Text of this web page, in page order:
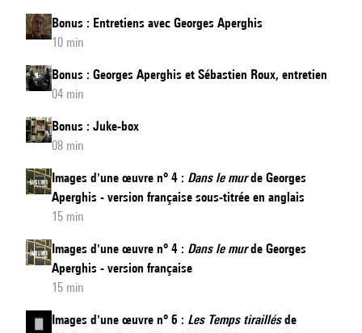
Bonus : Entretiens avec Georges Aperghis
10 min
Bonus : Georges Aperghis et Sébastien Roux, entretien
04 min
Bonus : Juke-box
08 min
Images d'une œuvre n° 4 : Dans le murde Georges
Aperghis - version française sous-titrée en anglais
15 min
Images d'une œuvre n° 4 : Dans le murde Georges
Aperghis - version française
15 min
Images d'une œuvre n° 6 : Les Temps tiraillésde